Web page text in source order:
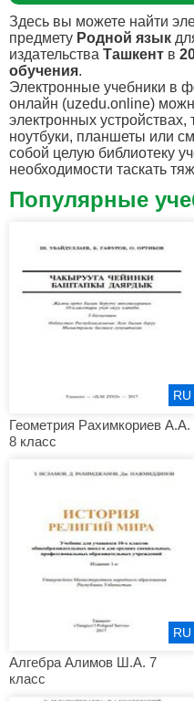
Здесь вы можете найти
предмету Родной язык
издательства Ташкент в
обучения.
Электронные учебники в
онлайн (uzedu.online)
электронных устройствах,
ноутбуки, планшеты или
собой целую библиотеку
необходимости таскать
Популярные
Геометрия Рахимкориев А.А.
8 класс
RU
Алгебра Алимов Ш.А. 7
класс
RU